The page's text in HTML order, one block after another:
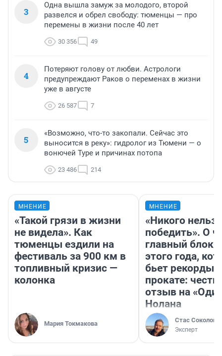
3
Одна вышла замуж за молодого, второй
развелся и обрел свободу: тюменцы — про
перемены в жизни после 40 лет
30 356 49
4
Потеряют голову от любви. Астрологи
предупреждают Раков о переменах в жизни
уже в августе
26 587 7
5
«Возможно, что-то закопали. Сейчас это
выносится в реку»: гидролог из Тюмени — о
вонючей Туре и причинах потопа
23 486 214
МНЕНИЕ
«Такой грязи в жизни
не видела». Как
тюменцы ездили на
фестиваль за 900 км в
топливный кризис —
колонка
Мария Токмакова
МНЕНИЕ
«Никого нельзя
победить». О
главный
этого года,
бьет рекорды в
прокате:
отзыв на
Нолана
Стас Соколов
Эксперт